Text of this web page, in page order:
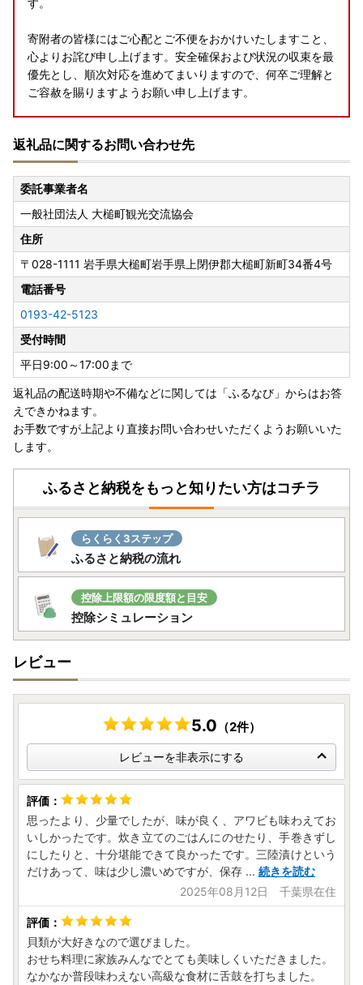
す。
寄附者の皆様にはご心配とご不便をおかけいたしますこと、
心よりお詫び申し上げます。安全確保および状況の収束を最
優先とし、順次対応を進めてまいりますので、何卒ご理解と
ご容赦を賜りますようお願い申し上げます。
し上げます。
返礼品に関するお問い合わせ先
委託事業者名
一般社団法人 大槌町観光交流協会
住所
〒028-1111 岩手県大槌町岩手県上閉伊郡大槌町新町34番4号
電話番号
0193-42-5123
受付時間
平日9:00～17:00まで
返礼品の配送時期や不備などに関しては「ふるなび」からはお答
えできかねます。
お手数ですが上記より直接お問い合わせいただくようお願いいた
します。
ふるさと納税をもっと知りたい方はコチラ
らくらく3ステップ
ふるさと納税の流れ
控除上限額の限度額と目安
控除シミュレーション
レビュー
5.0 （2件）
レビューを非表示にする
思ったより、少量でしたが、味が良く、アワビも味わえてお
いしかったです。炊き立てのごはんにのせたり、手巻きずし
にしたりと、十分堪能できて良かったです。三陸漬けという
だけあって、味は少し濃いめですが、保存 ... 続きを読む
2025年08月12日 千葉県在住
貝類が大好きなので選びました。
おせち料理に家族みんなでとても美味しくいただきました。
なかなか普段味わえない高級な食材に舌鼓を打ちました。